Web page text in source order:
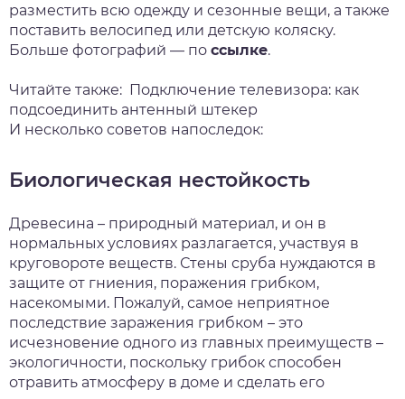
разместить всю одежду и сезонные вещи, а также
поставить велосипед или детскую коляску.
Больше фотографий — по ссылке.
Читайте также: Подключение телевизора: как
подсоединить антенный штекер
И несколько советов напоследок:
Биологическая нестойкость
Древесина – природный материал, и он в
нормальных условиях разлагается, участвуя в
круговороте веществ. Стены сруба нуждаются в
защите от гниения, поражения грибком,
насекомыми. Пожалуй, самое неприятное
последствие заражения грибком – это
исчезновение одного из главных преимуществ –
экологичности, поскольку грибок способен
отравить атмосферу в доме и сделать его